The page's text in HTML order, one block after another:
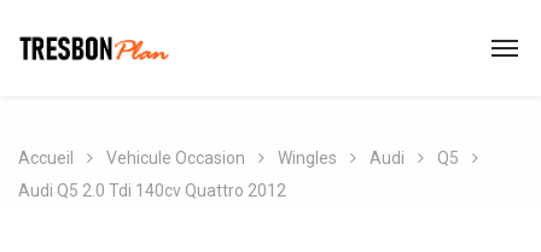
Accueil Vehicule Occasion Wingles Audi
Q5
Audi Q5 2.0 Tdi 140cv Quattro 2012